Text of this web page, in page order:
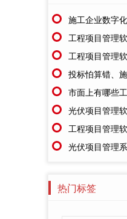
施工企业数字化
工程项目管理软件推荐
工程项目管理软件
投标怕算错、施工怕
市面上有哪些工程
光伏项目管理
工程项目管理软件
光伏项目管理系统
热门标签